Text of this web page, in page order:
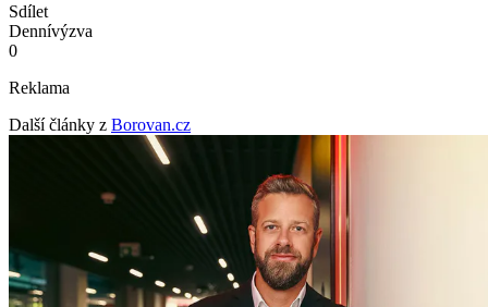
Sdílet
Dennívýzva
0
Reklama
Další články z Borovan.cz